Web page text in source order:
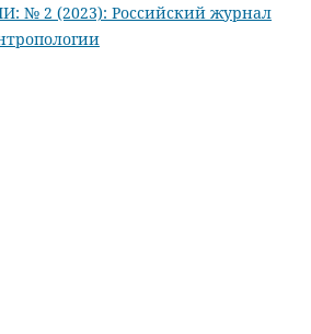
№ 2 (2023): Российский журнал